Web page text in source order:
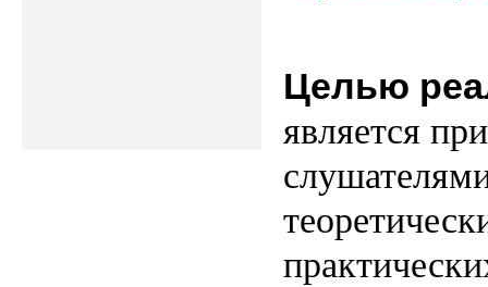
Целью
является